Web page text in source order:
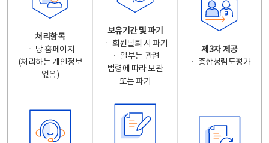
처리항목
ㆍ 당 홈페이지
(처리하는 개인정보
없음)
보유기간 및 파기
ㆍ 회원탈퇴 시 파기
ㆍ 일부는 관련
법령에 따라 보관
또는 파기
제3자 제공
ㆍ 종합청렴도평가